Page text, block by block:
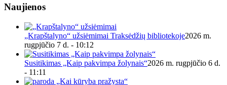
Naujienos
„Krapštalyno“ užsiėmimai Traksėdžių bibliotekoje2026 m.
rugpjūčio 7 d. - 10:12
Susitikimas „Kaip pakvimpa žolynais“2026 m. rugpjūčio 6 d.
- 11:11